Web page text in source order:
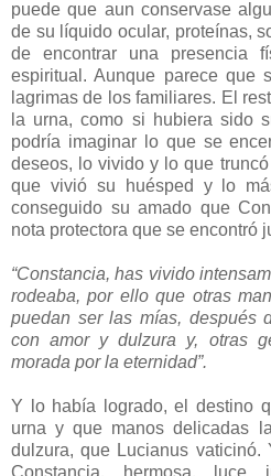
puede que aun conservase
de su líquido ocular, proteínas,
de encontrar una presencia
espiritual. Aunque parece que
lagrimas de los familiares. El
la urna, como si hubiera sido
podría imaginar lo que se
deseos, lo vivido y lo que
que vivió su huésped y lo
conseguido su amado que
nota protectora que se encontró
“Constancia, has vivido
rodeaba, por ello que otras
puedan ser las mías, después
con amor y dulzura y, otras
morada por la eternidad”.
Y lo había logrado, el destino
urna y que manos delicadas
dulzura, que Lucianus
Constancia, hermosa,